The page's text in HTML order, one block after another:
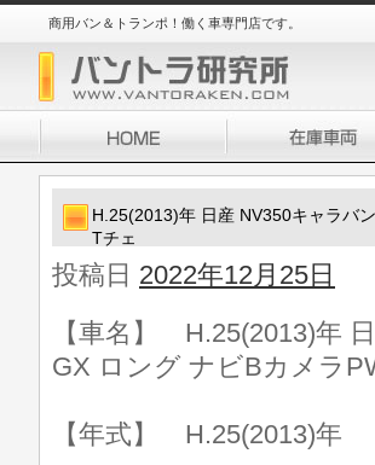
商用バン＆トランポ！働く車専門店です。
H.25(2013)年 日産 NV350キャラバ
Tチェ
投稿日 2022年12月25日
【車名】 H.25(2013)年
GX ロング ナビBカメラ
【年式】 H.25(2013)年